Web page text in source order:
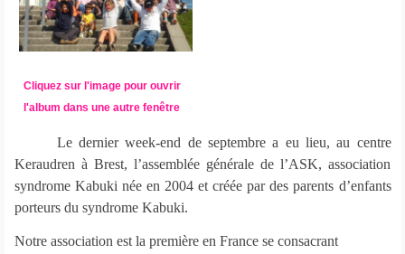
Cliquez sur l'image pour ouvrir
l'album dans une autre fenêtre
Le dernier week-end de septembre a eu lieu, au centre
Keraudren à Brest, l’assemblée générale de l’ASK, association
syndrome Kabuki née en 2004 et créée par des parents d’enfants
porteurs du syndrome Kabuki.
Notre association est la première en France se consacrant